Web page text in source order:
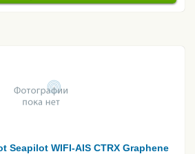
Seapilot WIFI-AIS CTRX Graphene